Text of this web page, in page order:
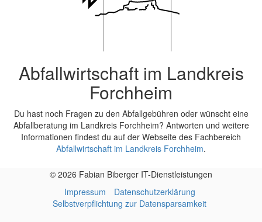
Abfallwirtschaft im Landkreis
Forchheim
Du hast noch Fragen zu den Abfallgebühren oder wünscht eine
Abfallberatung im Landkreis Forchheim? Antworten und weitere
Informationen findest du auf der Webseite des Fachbereich
Abfallwirtschaft im Landkreis Forchheim.
© 2026 Fabian Biberger IT-Dienstleistungen
Impressum
Datenschutzerklärung
Selbstverpflichtung zur Datensparsamkeit